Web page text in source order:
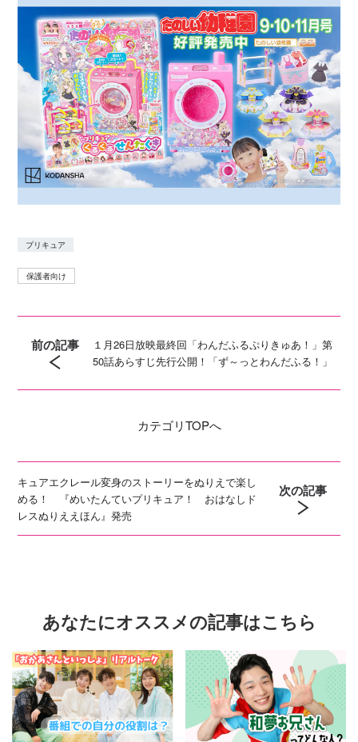
プリキュア
保護者向け
前の記事
１月26日放映最終回「わんだふるぷりきゅあ！」第
50話あらすじ先行公開！「ず～っとわんだふる！」
カテゴリTOPへ
キュアエクレール変身のストーリーをぬりえで楽し
める！ 『めいたんていプリキュア！ おはなしド
レスぬりええほん』発売
次の記事
あなたにオススメの記事はこちら